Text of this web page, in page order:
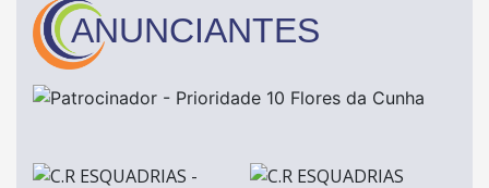
ANUNCIANTES